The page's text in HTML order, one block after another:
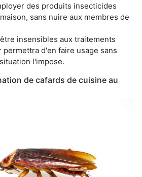
des produits insecticides
sans nuire aux membres de
insensibles aux traitements
d'en faire usage sans
l'impose.
de cafards de cuisine au